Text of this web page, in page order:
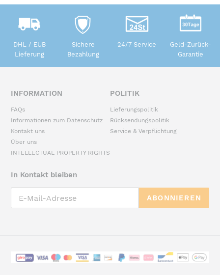
DHL / EUB
Lieferung
Sichere
Bezahlung
24/7 Service
Geld-Zurück-
Garantie
INFORMATION
FAQs
Informationen zum Datenschutz
Kontakt uns
Über uns
INTELLECTUAL PROPERTY RIGHTS
POLITIK
Lieferungspolitik
Rücksendungspolitik
Service & Verpflichtung
In Kontakt bleiben
ABONNIEREN
Zahlungsarten